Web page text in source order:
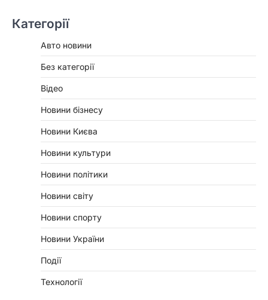
Категорії
Авто новини
Без категорії
Відео
Новини бізнесу
Новини Києва
Новини культури
Новини політики
Новини світу
Новини спорту
Новини України
Події
Технології